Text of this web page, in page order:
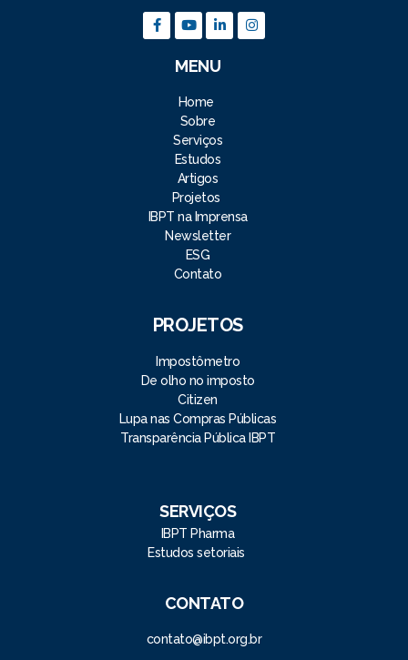
MENU
Home
Sobre
Serviços
Estudos
Artigos
Projetos
IBPT na Imprensa
Newsletter
ESG
Contato
PROJETOS
Impostômetro
De olho no imposto
Citizen
Lupa nas Compras Públicas
Transparência Pública IBPT
SERVIÇOS
IBPT Pharma
Estudos setoriais
CONTATO
contato@ibpt.org.br